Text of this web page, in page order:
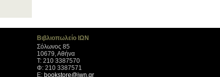
Βιβλιοπωλείο ΙΩΝ
Σόλωνος 85
10679, Αθήνα
Τ: 210 3387570
Φ: 210 3387571
Ε: bookstore@iwn.gr